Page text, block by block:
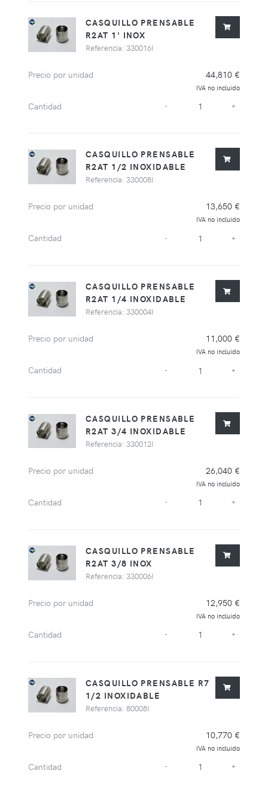
CASQUILLO PRENSABLE
R2AT 1' INOX
Referencia: 330016I
Precio por unidad 44,810 €
IVA no incluido
Cantidad - +
CASQUILLO PRENSABLE
R2AT 1/2 INOXIDABLE
Referencia: 330008I
Precio por unidad 13,650 €
IVA no incluido
Cantidad - +
CASQUILLO PRENSABLE
R2AT 1/4 INOXIDABLE
Referencia: 330004I
Precio por unidad 11,000 €
IVA no incluido
Cantidad - +
CASQUILLO PRENSABLE
R2AT 3/4 INOXIDABLE
Referencia: 330012I
Precio por unidad 26,040 €
IVA no incluido
Cantidad - +
CASQUILLO PRENSABLE
R2AT 3/8 INOX
Referencia: 330006I
Precio por unidad 12,950 €
IVA no incluido
Cantidad - +
CASQUILLO PRENSABLE R7
1/2 INOXIDABLE
Referencia: 80008I
Precio por unidad 10,770 €
IVA no incluido
Cantidad - +